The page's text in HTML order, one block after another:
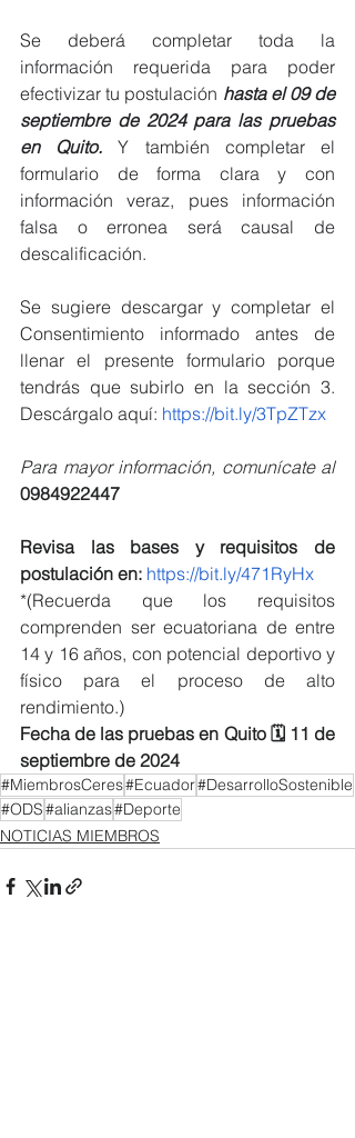
Se deberá completar toda la
información requerida para poder
efectivizar tu postulación hasta el 09 de
septiembre de 2024 para las pruebas
en Quito. Y también completar el
formulario de forma clara y con
información veraz, pues información
falsa o erronea será causal de
descalificación.
Se sugiere descargar y completar el
Consentimiento informado antes de
llenar el presente formulario porque
tendrás que subirlo en la sección 3.
Descárgalo aquí: https://bit.ly/3TpZTzx
Para mayor información, comunícate al
0984922447
Revisa las bases y requisitos de
postulación en: https://bit.ly/471RyHx
*(Recuerda que los requisitos
comprenden ser ecuatoriana de entre
14 y 16 años, con potencial deportivo y
físico para el proceso de alto
rendimiento.)
Fecha de las pruebas en Quito 🗓️ 11 de
septiembre de 2024
#MiembrosCeres#Ecuador#DesarrolloSostenible
#ODS#alianzas#Deporte
NOTICIAS MIEMBROS